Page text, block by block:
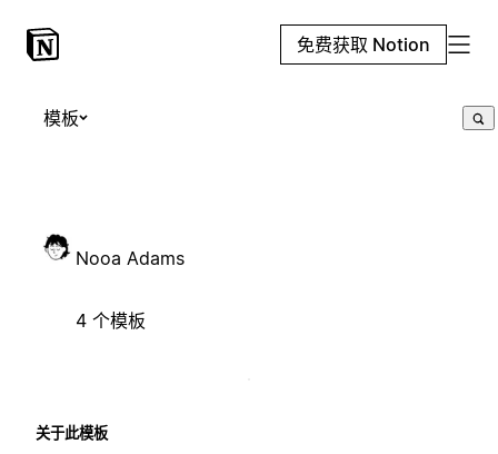
免费获取 Notion
模板
Nooa Adams
4 个模板
关于此模板